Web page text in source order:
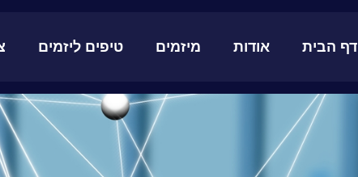
דף הבית אודות מיזמים טיפים ליזמים